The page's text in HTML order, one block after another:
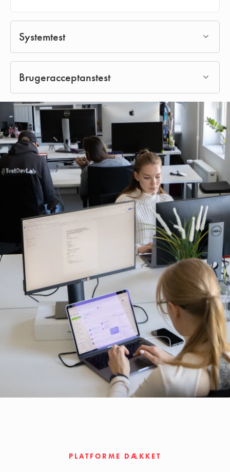
Systemtest
Brugeracceptanstest
PLATFORME DÆKKET